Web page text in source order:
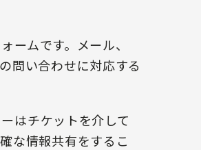
ムです。メール、
問い合わせに対応する
はチケットを介して
な情報共有をするこ